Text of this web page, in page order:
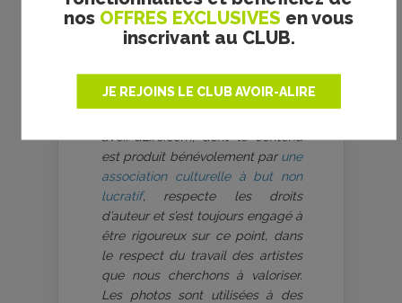
nos OFFRES EXCLUSIVES en vous
inscrivant au CLUB.
JE REJOINS LE CLUB AVOIR-ALIRE
aVoir-aLire.com, dont le contenu
est produit bénévolement par une
association culturelle à but non
lucratif, respecte les droits
d’auteur et s’est toujours engagé à
être rigoureux sur ce point, dans
le respect du travail des artistes
que nous cherchons à valoriser.
Les photos sont utilisées à des